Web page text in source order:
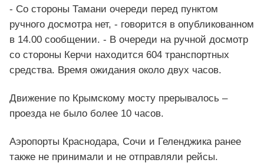
- Со стороны Тамани очереди перед пунктом
ручного досмотра нет, - говорится в опубликованном
в 14.00 сообщении. - В очереди на ручной досмотр
со стороны Керчи находится 604 транспортных
средства. Время ожидания около двух часов.
Движение по Крымскому мосту прерывалось –
проезда не было более 10 часов.
Аэропорты Краснодара, Сочи и Геленджика ранее
также не принимали и не отправляли рейсы.